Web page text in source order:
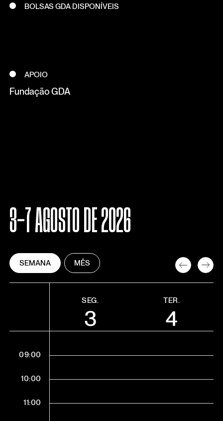
BOLSAS GDA DISPONÍVEIS
APOIO
Fundação GDA
3-7 AGOSTO DE 2026
SEMANA MÊS
SEG.
3
TER.
4
09:00
10:00
11:00